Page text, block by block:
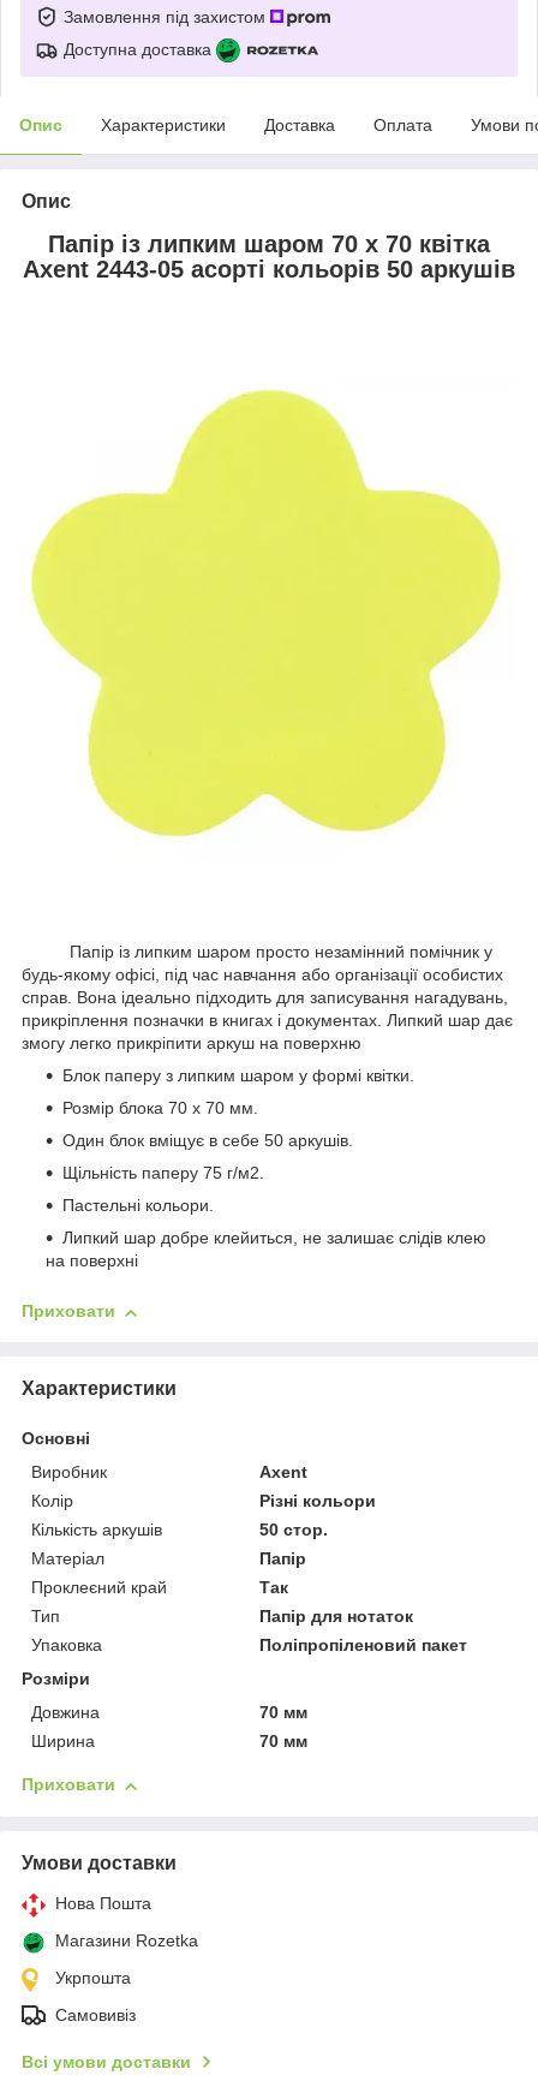
Замовлення під захистом
Доступна доставка
Опис Характеристики Доставка Оплата Умови
Опис
Папір із липким шаром 70 х 70 квітка
Axent 2443-05 асорті кольорів 50 аркушів
Папір із липким шаром просто незамінний помічник у
будь-якому офісі, під час навчання або організації особистих
справ. Вона ідеально підходить для записування нагадувань,
прикріплення позначки в книгах і документах. Липкий шар дає
змогу легко прикріпити аркуш на поверхню
Блок паперу з липким шаром у формі квітки.
Розмір блока 70 х 70 мм.
Один блок вміщує в себе 50 аркушів.
Щільність паперу 75 г/м2.
Пастельні кольори.
Липкий шар добре клейиться, не залишає слідів клею
на поверхні
Приховати
Характеристики
Основні
Виробник
Axent
Колір
Різні кольори
Кількість аркушів
50 стор.
Матеріал
Папір
Проклеєний край
Так
Тип
Папір для нотаток
Упаковка
Поліпропіленовий пакет
Розміри
Довжина
70 мм
Ширина
70 мм
Приховати
Умови доставки
Нова Пошта
Магазини Rozetka
Укрпошта
Самовивіз
Всі умови доставки